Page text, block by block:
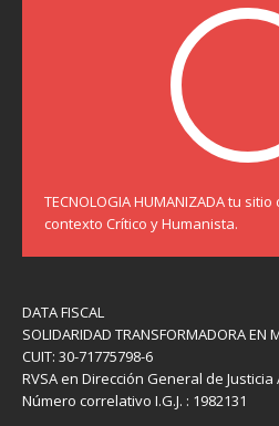
TECNOLOGIA HUMANIZADA tu
contexto Crítico y Humanista.
DATA FISCAL
SOLIDARIDAD TRANSFORMADORA EN
CUIT: 30-71775798-6
RVSA en Dirección General de
Número correlativo I.G.J. : 1982131